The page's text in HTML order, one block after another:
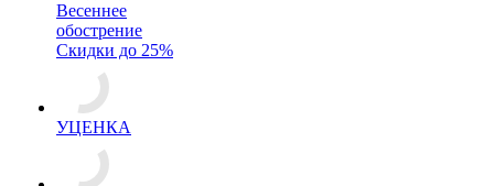
Весеннее
обострение
Скидки до 25%
УЦЕНКА